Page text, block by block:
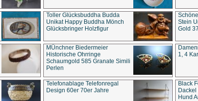
Toller Glücksbuddha Budda
Unikat Happy Buddha Mönch
Glücksbringer Holzfigur
Stein
Gold
MÜnchner Biedermeier
Historische Ohrringe
Schaumgold 585 Granate Simili
Perlen
1, 4
Telefonablage Telefonregal
Design 60er 70er Jahre
Black
Hund